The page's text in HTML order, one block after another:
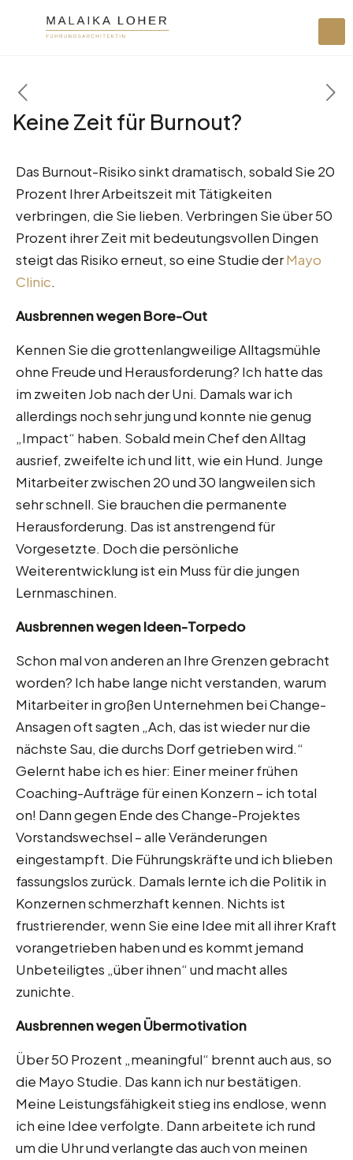
Keine Zeit für Burnout?
Das Burnout-Risiko sinkt dramatisch, sobald Sie 20
Prozent Ihrer Arbeitszeit mit Tätigkeiten
verbringen, die Sie lieben. Verbringen Sie über 50
Prozent ihrer Zeit mit bedeutungsvollen Dingen
steigt das Risiko erneut, so eine Studie derMayo
Clinic.
Ausbrennen wegen Bore-Out
Kennen Sie die grottenlangweilige Alltagsmühle
ohne Freude und Herausforderung? Ich hatte das
im zweiten Job nach der Uni. Damals war ich
allerdings noch sehr jung und konnte nie genug
„Impact“ haben. Sobald mein Chef den Alltag
ausrief, zweifelte ich und litt, wie ein Hund. Junge
Mitarbeiter zwischen 20 und 30 langweilen sich
sehr schnell. Sie brauchen die permanente
Herausforderung. Das ist anstrengend für
Vorgesetzte. Doch die persönliche
Weiterentwicklung ist ein Muss für die jungen
Lernmaschinen.
Ausbrennen wegen Ideen-Torpedo
Schon mal von anderen an Ihre Grenzen gebracht
worden? Ich habe lange nicht verstanden, warum
Mitarbeiter in großen Unternehmen bei Change-
Ansagen oft sagten „Ach, das ist wieder nur die
nächste Sau, die durchs Dorf getrieben wird.“
Gelernt habe ich es hier: Einer meiner frühen
Coaching-Aufträge für einen Konzern – ich total
on! Dann gegen Ende des Change-Projektes
Vorstandswechsel – alle Veränderungen
eingestampft. Die Führungskräfte und ich blieben
fassungslos zurück. Damals lernte ich die Politik in
Konzernen schmerzhaft kennen. Nichts ist
frustrierender, wenn Sie eine Idee mit all ihrer Kraft
vorangetrieben haben und es kommt jemand
Unbeteiligtes „über ihnen“ und macht alles
zunichte.
Ausbrennen wegen Übermotivation
Über 50 Prozent „meaningful“ brennt auch aus, so
die Mayo Studie. Das kann ich nur bestätigen.
Meine Leistungsfähigkeit stieg ins endlose, wenn
ich eine Idee verfolgte. Dann arbeitete ich rund
um die Uhr und verlangte das auch von meinen